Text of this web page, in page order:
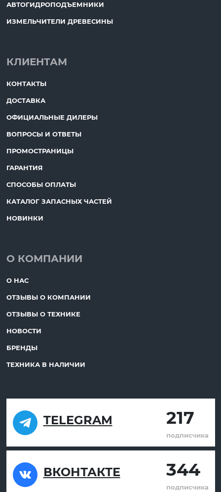
АВТОГИДРОПОДЪЕМНИКИ
ИЗМЕЛЬЧИТЕЛИ ДРЕВЕСИНЫ
КЛИЕНТАМ
КОНТАКТЫ
ДОСТАВКА
ОФИЦИАЛЬНЫЕ ДИЛЕРЫ
ВОПРОСЫ И ОТВЕТЫ
ПРОМОСТРАНИЦЫ
ГАРАНТИЯ
СПОСОБЫ ОПЛАТЫ
КАТАЛОГ ЗАПАСНЫХ ЧАСТЕЙ
НОВИНКИ
О КОМПАНИИ
О НАС
ОТЗЫВЫ О КОМПАНИИ
ОТЗЫВЫ О ТЕХНИКЕ
НОВОСТИ
БРЕНДЫ
ТЕХНИКА В НАЛИЧИИ
TELEGRAM 217
подписчика
ВКОНТАКТЕ 344
подписчика